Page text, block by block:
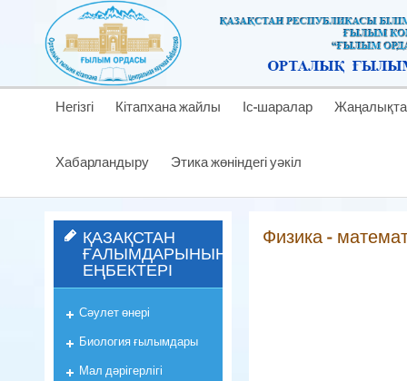
Негізгі Кітапхана жайлы Іс-шаралар
Хабарландыру Этика жөніндегі уәкіл
Физика -
ҚАЗАҚСТАН
ҒАЛЫМДАРЫНЫҢ
ЕҢБЕКТЕРІ
Сәулет өнері
Биология ғылымдары
Мал дәрігерлігі